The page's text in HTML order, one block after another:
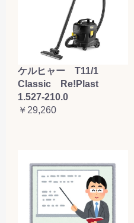
ケルヒャー T11/1
Classic Re!Plast
1.527-210.0
￥29,260